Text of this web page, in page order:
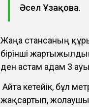
Әсел Ұзақова.
Жаңа стансаның
бірінші
ден астам адам 3
Айта кетейік, бұл
жақсартып,